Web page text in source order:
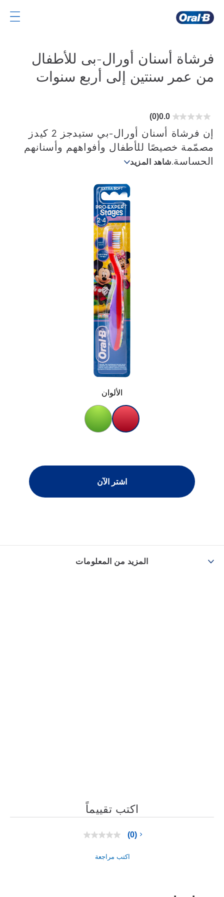
الرئيسية
فرشاة أسنان أورال-بى للأطفال
من عمر سنتين إلى أربع سنوات
0.0
(0)
0.0
5
نجوم.
إن فرشاة أسنان أورال-بي ستيدجز 2 كيدز
مصمّمة خصيصًا للأطفال وأفواههم وأسنانهم
الحساسة.شاهد المزيد
الألوان
اشتر الآن
المزيد من المعلومات
اكتب تقييماً
بلا
تصنيف
(0)
اكتب مراجعة